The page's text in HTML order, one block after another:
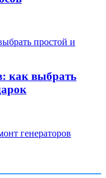
как выбрать
генераторов